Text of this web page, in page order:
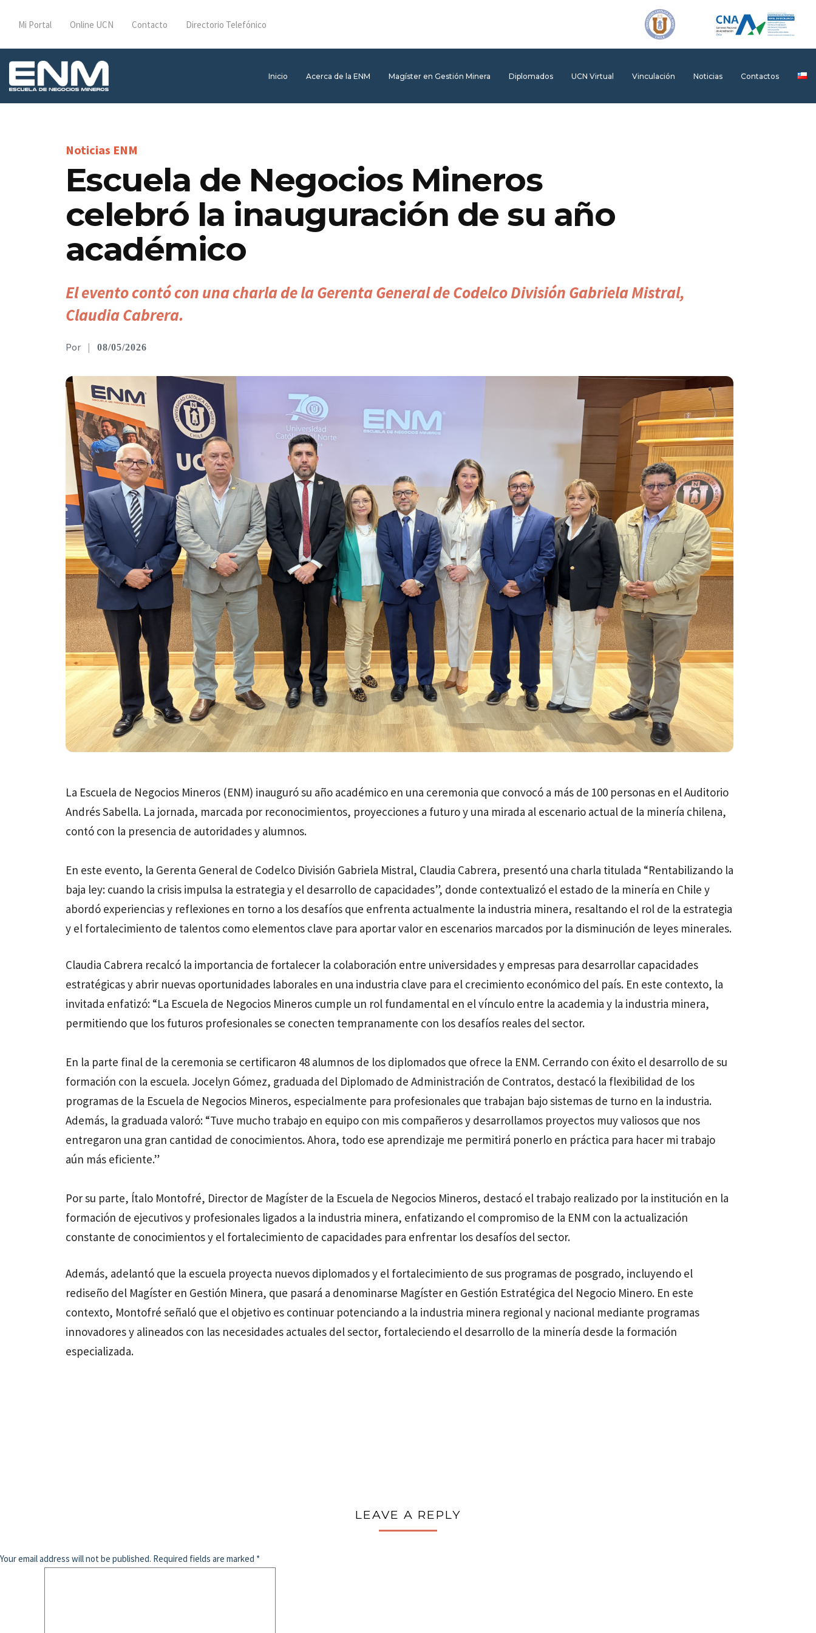
Mi Portal Online UCN Contacto Directorio Telefónico
Inicio Acerca de la ENM Magíster en Gestión Minera Diplomados UCN Virtual Vinculación Noticias Contactos
Escuela de Negocios Mineros
celebró la inauguración de su año
académico
| 08/05/2026
El evento contó con una charla de la Gerenta General de Codelco División Gabriela Mistral,
Claudia Cabrera.
La Escuela de Negocios Mineros (ENM) inauguró su año académico en una ceremonia que convocó a más de 100 personas en el Auditorio
Andrés Sabella. La jornada, marcada por reconocimientos, proyecciones a futuro y una mirada al escenario actual de la minería chilena,
contó con la presencia de autoridades y alumnos.
En este evento, la Gerenta General de Codelco División Gabriela Mistral, Claudia Cabrera, presentó una charla titulada “Rentabilizando la
baja ley: cuando la crisis impulsa la estrategia y el desarrollo de capacidades”, donde contextualizó el estado de la minería en Chile y
abordó experiencias y reflexiones en torno a los desafíos que enfrenta actualmente la industria minera, resaltando el rol de la estrategia
y el fortalecimiento de talentos como elementos clave para aportar valor en escenarios marcados por la disminución de leyes minerales.
Claudia Cabrera recalcó la importancia de fortalecer la colaboración entre universidades y empresas para desarrollar capacidades
estratégicas y abrir nuevas oportunidades laborales en una industria clave para el crecimiento económico del país. En este contexto, la
invitada enfatizó: “La Escuela de Negocios Mineros cumple un rol fundamental en el vínculo entre la academia y la industria minera,
permitiendo que los futuros profesionales se conecten tempranamente con los desafíos reales del sector.
En la parte final de la ceremonia se certificaron 48 alumnos de los diplomados que ofrece la ENM. Cerrando con éxito el desarrollo de su
formación con la escuela. Jocelyn Gómez, graduada del Diplomado de Administración de Contratos, destacó la flexibilidad de los
programas de la Escuela de Negocios Mineros, especialmente para profesionales que trabajan bajo sistemas de turno en la industria.
Además, la graduada valoró: “Tuve mucho trabajo en equipo con mis compañeros y desarrollamos proyectos muy valiosos que nos
entregaron una gran cantidad de conocimientos. Ahora, todo ese aprendizaje me permitirá ponerlo en práctica para hacer mi trabajo
aún más eficiente.”
Por su parte, Ítalo Montofré, Director de Magíster de la Escuela de Negocios Mineros, destacó el trabajo realizado por la institución en la
formación de ejecutivos y profesionales ligados a la industria minera, enfatizando el compromiso de la ENM con la actualización
constante de conocimientos y el fortalecimiento de capacidades para enfrentar los desafíos del sector.
Además, adelantó que la escuela proyecta nuevos diplomados y el fortalecimiento de sus programas de posgrado, incluyendo el
rediseño del Magíster en Gestión Minera, que pasará a denominarse Magíster en Gestión Estratégica del Negocio Minero. En este
contexto, Montofré señaló que el objetivo es continuar potenciando a la industria minera regional y nacional mediante programas
innovadores y alineados con las necesidades actuales del sector, fortaleciendo el desarrollo de la minería desde la formación
especializada.
LEAVE A REPLY
Your email address will not be published. Required fields are marked *